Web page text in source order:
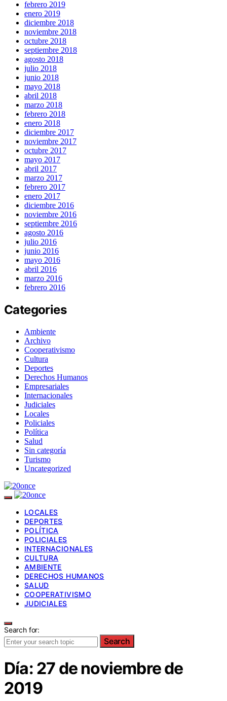
febrero 2019
enero 2019
diciembre 2018
noviembre 2018
octubre 2018
septiembre 2018
agosto 2018
julio 2018
junio 2018
mayo 2018
abril 2018
marzo 2018
febrero 2018
enero 2018
diciembre 2017
noviembre 2017
octubre 2017
mayo 2017
abril 2017
marzo 2017
febrero 2017
enero 2017
diciembre 2016
noviembre 2016
septiembre 2016
agosto 2016
julio 2016
junio 2016
mayo 2016
abril 2016
marzo 2016
febrero 2016
Categories
Ambiente
Archivo
Cooperativismo
Cultura
Deportes
Derechos Humanos
Empresariales
Internacionales
Judiciales
Locales
Policiales
Política
Salud
Sin categoría
Turismo
Uncategorized
LOCALES
DEPORTES
POLÍTICA
POLICIALES
INTERNACIONALES
CULTURA
AMBIENTE
DERECHOS HUMANOS
SALUD
COOPERATIVISMO
JUDICIALES
Search for:
Search
Día: 27 de noviembre de
2019